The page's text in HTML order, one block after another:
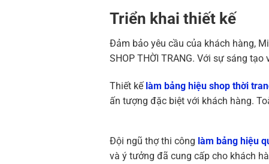
Triển khai thiết kế
Đảm bảo yêu cầu của khách hàng,
SHOP THỜI TRANG. Với sự sáng
Thiết kế làm bảng hiệu shop thời
ấn tượng đặc biệt với khách hàng.
Đội ngũ thợ thi công làm bảng hiệu
và ý tưởng đã cung cấp cho khách